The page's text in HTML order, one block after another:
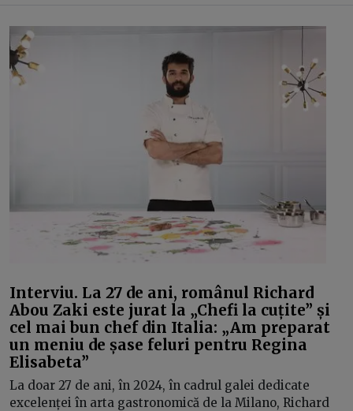
Interviu. La 27 de ani, românul Richard
Abou Zaki este jurat la „Chefi la cuțite” și
cel mai bun chef din Italia: „Am preparat
un meniu de șase feluri pentru Regina
Elisabeta”
La doar 27 de ani, în 2024, în cadrul galei dedicate
excelenței în arta gastronomică de la Milano, Richard